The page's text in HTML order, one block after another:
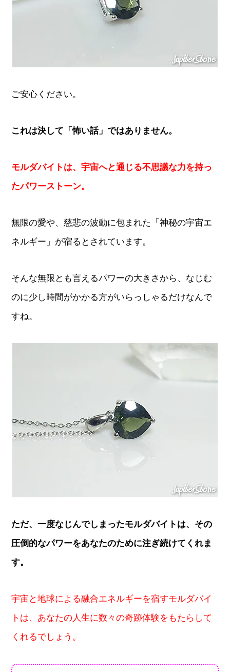
ご安心ください。
これは決して「怖い話」ではありません。
モルダバイトは、宇宙へと通じる不思議な力を持っ
たパワーストーン。
無限の愛や、慈悲の波動に包まれた「神秘の宇宙エ
ネルギー」が宿るとされています。
そんな無限とも言えるパワーの大きさから、なじむ
のに少し時間がかかる方がいらっしゃるだけなんで
すね。
ただ、一度なじんでしまったモルダバイトは、その
圧倒的なパワーをあなたのために注ぎ続けてくれま
す。
宇宙と地球による融合エネルギーを宿すモルダバイ
トは、あなたの人生に数々の奇跡体験をもたらして
くれるでしょう。